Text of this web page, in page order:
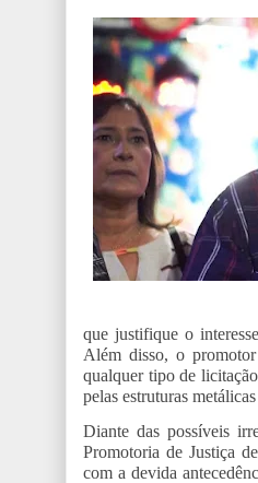
que justifique o
Além disso, o
qualquer tipo de
pelas estruturas
Diante das possíveis
Promotoria de Justiça
com a devida